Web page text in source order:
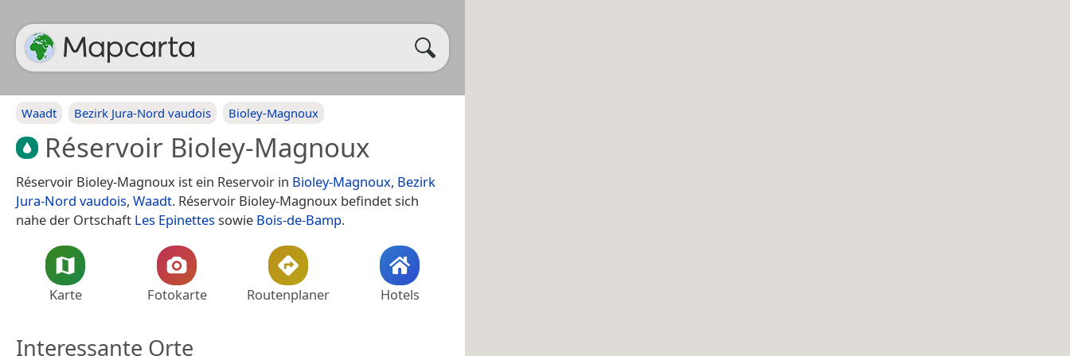
Waadt Bezirk Jura-Nord vaudois Bioley-Magnoux
Réservoir Bioley-Magnoux
Réservoir Bioley-Magnoux ist ein Reservoir in Bioley-Magnoux, Bezirk
Jura-Nord vaudois, Waadt. Réservoir Bioley-Magnoux befindet sich
nahe der Ortschaft Les Epinettessowie Bois-de-Bamp.
Karte Fotokarte Routenplaner Hotels
Interessante Orte